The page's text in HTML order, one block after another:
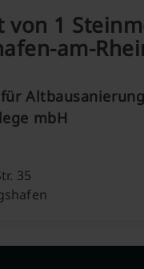
von 1
am-
mbH
35